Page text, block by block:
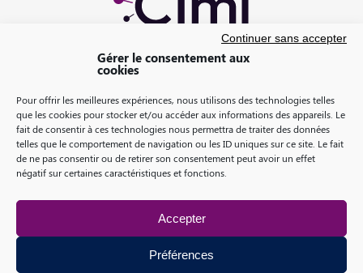
Gérer le consentement aux
cookies
Pour offrir les meilleures expériences, nous utilisons des technologies telles
que les cookies pour stocker et/ou accéder aux informations des appareils. Le
fait de consentir à ces technologies nous permettra de traiter des données
telles que le comportement de navigation ou les ID uniques sur ce site. Le fait
de ne pas consentir ou de retirer son consentement peut avoir un effet
négatif sur certaines caractéristiques et fonctions.
Accepter
Continuer sans accepter
Préférences
-
-